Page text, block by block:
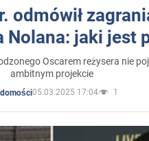
odmówił
Nolana: jaki jest
Oscarem reżysera nie
ambitnym projekcie
05.03.2025 17:04 1